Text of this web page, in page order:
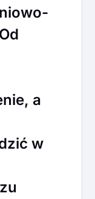
a
w